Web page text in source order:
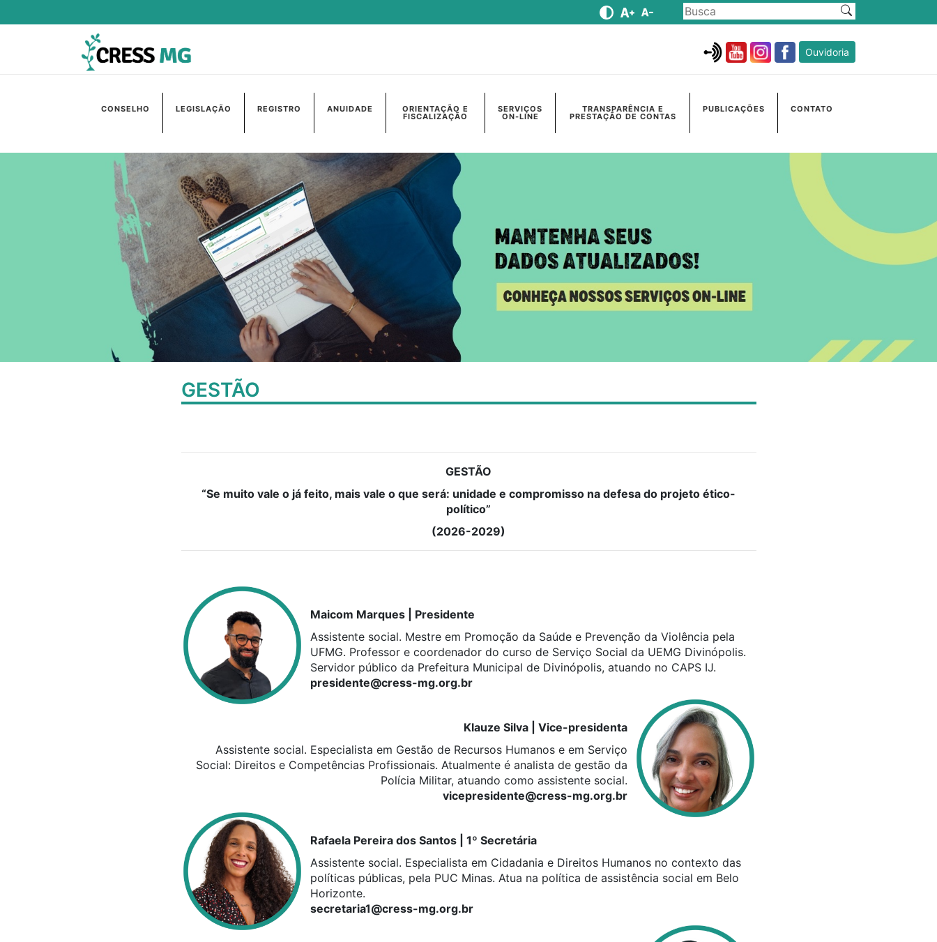
Ouvidoria
CONSELHO LEGISLAÇÃO REGISTRO ANUIDADE ORIENTAÇÃO E
FISCALIZAÇÃO
SERVIÇOS
ON-LINE
TRANSPARÊNCIA E
PRESTAÇÃO DE CONTAS
PUBLICAÇÕES CONTATO
GESTÃO
GESTÃO
“Se muito vale o já feito, mais vale o que será: unidade e compromisso na defesa do projeto ético-
político”
(2026-2029)
Maicom Marques | Presidente
Assistente social. Mestre em Promoção da Saúde e Prevenção da Violência pela
UFMG. Professor e coordenador do curso de Serviço Social da UEMG Divinópolis.
Servidor público da Prefeitura Municipal de Divinópolis, atuando no CAPS IJ.
presidente@cress-mg.org.br
Klauze Silva | Vice-presidenta
Assistente social. Especialista em Gestão de Recursos Humanos e em Serviço
Social: Direitos e Competências Profissionais. Atualmente é analista de gestão da
Polícia Militar, atuando como assistente social.
vicepresidente@cress-mg.org.br
Rafaela Pereira dos Santos | 1º Secretária
Assistente social. Especialista em Cidadania e Direitos Humanos no contexto das
políticas públicas, pela PUC Minas. Atua na política de assistência social em Belo
Horizonte.
secretaria1@cress-mg.org.br